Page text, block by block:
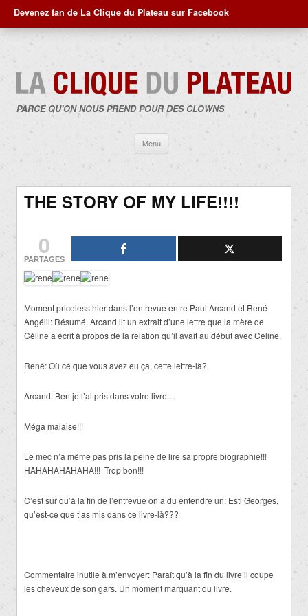
Devenez fan de La Clique du Plateau sur Facebook
PARCE QU'ON NOUS PREND POUR DES CLOWNS
Menu
contenu
THE STORY OF MY LIFE!!!!
0
PARTAGES
Moment priceless hier dans l’entrevue entre Paul Arcand et René
Angélil: Résumé. Arcand lit un extrait d’une lettre que la mère de
Céline a écrit à propos de la relation qu’il avait au début avec Céline.
René: Où cé que vous avez eu ça, cette lettre-là?
Arcand: Ben je l’ai pris dans votre livre…
Méga malaise!!!
Le mec n’a même pas pris la peine de lire sa propre biographie!!!
HAHAHAHAHAHA!!! Trop bon!!!
C’est sûr qu’à la fin de l’entrevue on a dû entendre un: Esti Georges,
qu’est-ce que t’as mis dans ce livre-là???
Commentaire inutile à m’envoyer: Paraît qu’à la fin du livre il coupe
les cheveux de son gars. Un moment marquant du livre.